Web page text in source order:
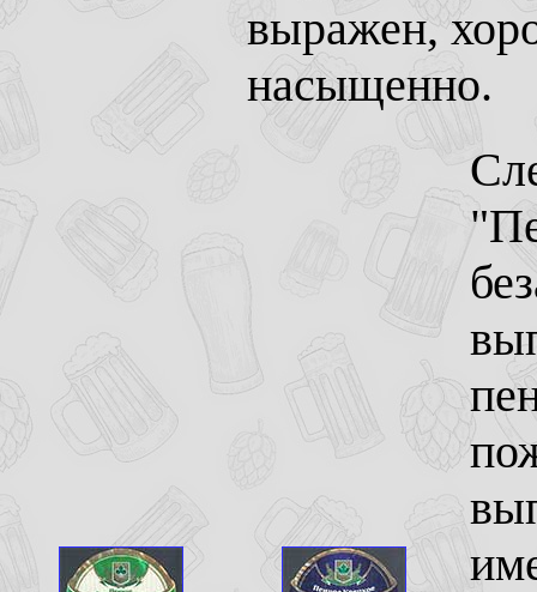
выражен,
насыщенно.